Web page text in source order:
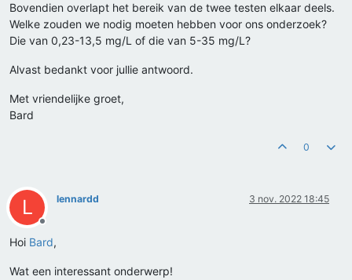
Bovendien overlapt het bereik van de twee testen elkaar deels.
Welke zouden we nodig moeten hebben voor ons onderzoek?
Die van 0,23-13,5 mg/L of die van 5-35 mg/L?
Alvast bedankt voor jullie antwoord.
Met vriendelijke groet,
Bard
0
L
Offline
lennardd 3 nov. 2022 18:45
Hoi Bard,
Wat een interessant onderwerp!